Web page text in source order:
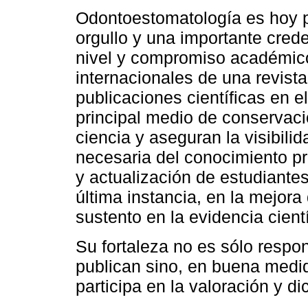
Odontoestomatología es hoy
orgullo y una importante
nivel y compromiso
internacionales de una
publicaciones científicas en
principal medio de
ciencia y aseguran la
necesaria del conocimiento
y actualización de
última instancia, en la
sustento en la evidencia
Su fortaleza no es sólo
publican sino, en buena
participa en la valoración y